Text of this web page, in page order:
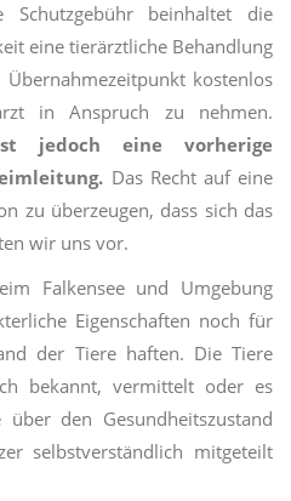
Schutzgebühr beinhaltet die
eine tierärztliche Behandlung
kostenlos
in Anspruch zu nehmen.
jedoch eine vorherige
Das Recht auf eine
zu überzeugen, dass sich das
wir uns vor.
Falkensee und Umgebung
Eigenschaften noch für
der Tiere haften. Die Tiere
bekannt, vermittelt oder es
den Gesundheitszustand
selbstverständlich mitgeteilt